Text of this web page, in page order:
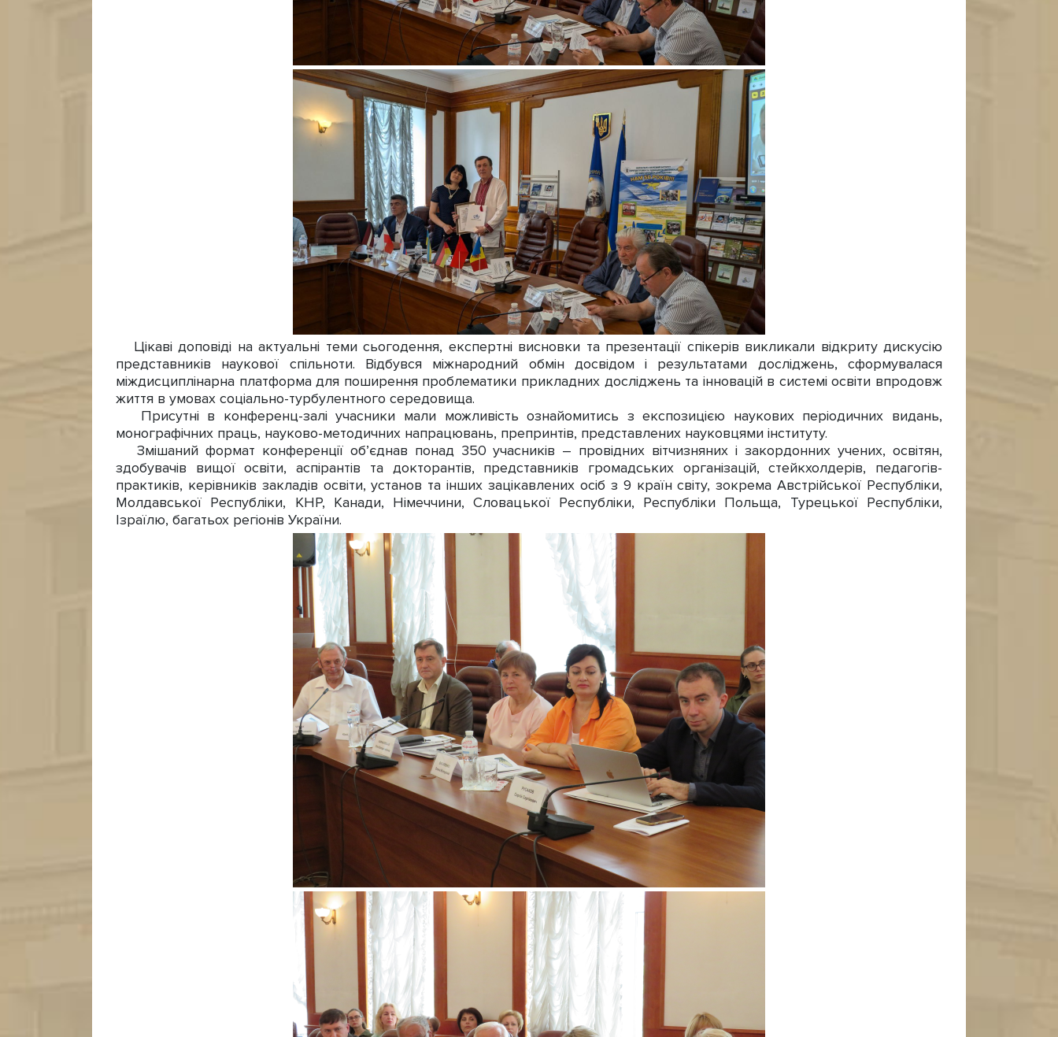
Цікаві доповіді на актуальні теми сьогодення, експертні висновки та презентації спікерів викликали відкриту дискусію
представників наукової спільноти. Відбувся міжнародний обмін досвідом і результатами досліджень, сформувалася
міждисциплінарна платформа для поширення проблематики прикладних досліджень та інновацій в системі освіти впродовж
життя в умовах соціально-турбулентного середовища.
Присутні в конференц-залі учасники мали можливість ознайомитись з експозицією наукових періодичних видань,
монографічних праць, науково-методичних напрацювань, препринтів, представлених науковцями інституту.
Змішаний формат конференції об’єднав понад 350 учасників – провідних вітчизняних і закордонних учених, освітян,
здобувачів вищої освіти, аспірантів та докторантів, представників громадських організацій, стейкхолдерів, педагогів-
практиків, керівників закладів освіти, установ та інших зацікавлених осіб з 9 країн світу, зокрема Австрійської Республіки,
Молдавської Республіки, КНР, Канади, Німеччини, Словацької Республіки, Республіки Польща, Турецької Республіки,
Ізраїлю, багатьох регіонів України.